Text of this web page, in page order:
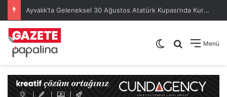
Ayvalık’ta Geleneksel 30 Ağustos Atatürk Kupası’nda Kura Heyecanı Yaşandı
Menü
Arama yap
Dış görünümü